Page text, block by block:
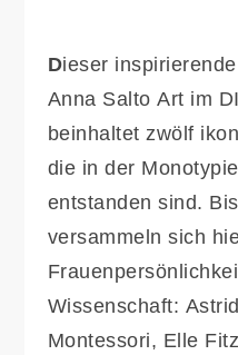
Dieser
Anna Salto Art im
beinhaltet zwölf
die in der
entstanden sind.
versammeln sich
Wissenschaft:
Montessori, Elle